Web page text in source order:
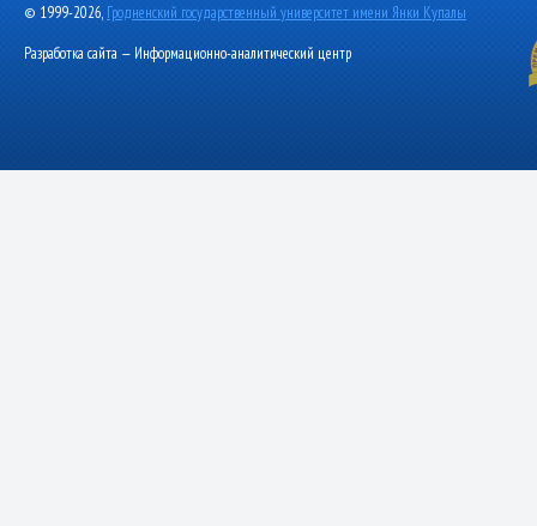
© 1999-2026, Гродненский государственный университет имени Янки Купалы
Разработка сайта — Информационно-аналитический центр